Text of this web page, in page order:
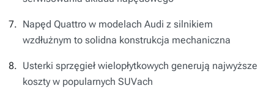
Napęd Quattro w modelach Audi z silnikiem
wzdłużnym to solidna konstrukcja mechaniczna
Usterki sprzęgieł wielopłytkowych generują najwyższe
koszty w popularnych SUVach